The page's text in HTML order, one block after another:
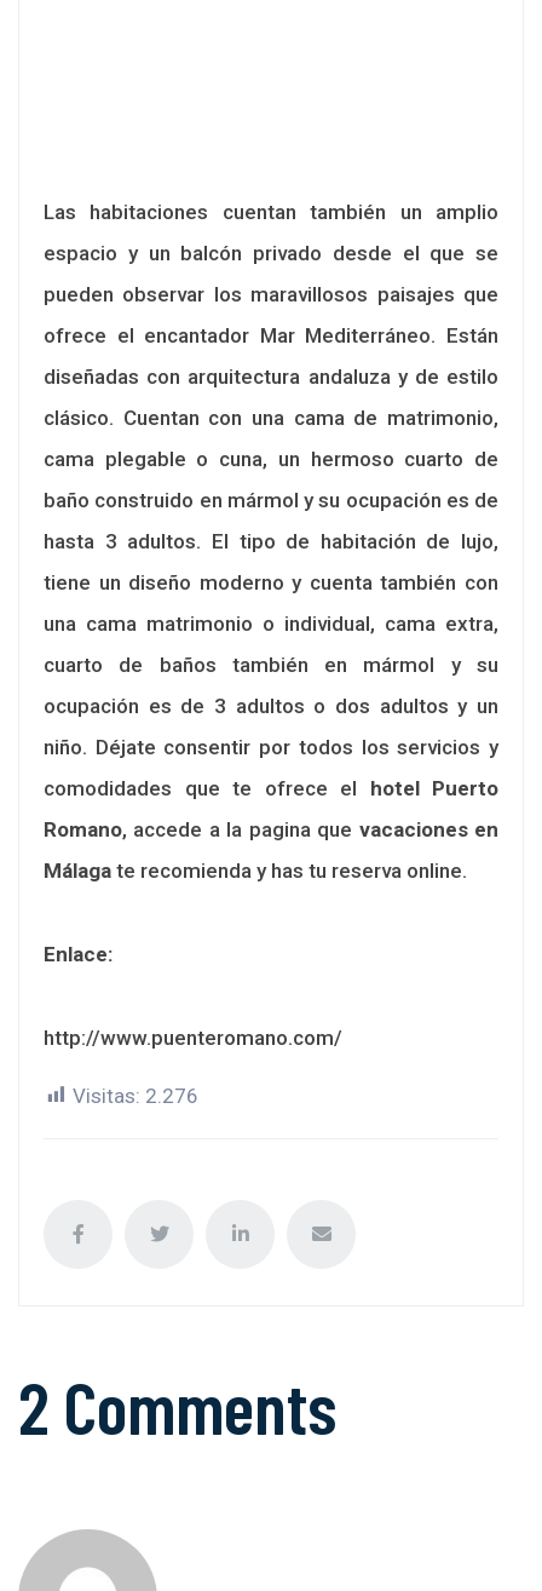
Las habitaciones cuentan también un amplio
espacio y un balcón privado desde el que se
pueden observar los maravillosos paisajes que
ofrece el encantador Mar Mediterráneo. Están
diseñadas con arquitectura andaluza y de estilo
clásico. Cuentan con una cama de matrimonio,
cama plegable o cuna, un hermoso cuarto de
baño construido en mármol y su ocupación es de
hasta 3 adultos. El tipo de habitación de lujo,
tiene un diseño moderno y cuenta también con
una cama matrimonio o individual, cama extra,
cuarto de baños también en mármol y su
ocupación es de 3 adultos o dos adultos y un
niño. Déjate consentir por todos los servicios y
comodidades que te ofrece el hotel Puerto
Romano, accede a la pagina que vacaciones en
Málaga te recomienda y has tu reserva online.
Enlace:
http://www.puenteromano.com/
Visitas: 2.276
2 Comments